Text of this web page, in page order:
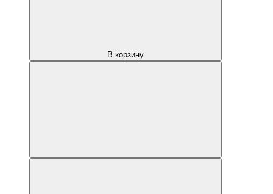
В корзину